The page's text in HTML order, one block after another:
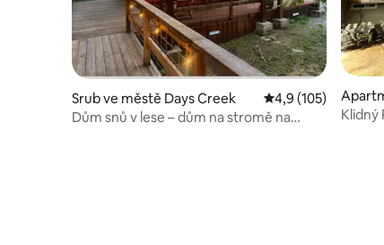
Srub ve městě Days Creek Průměrné
4,9 (105)
Dům snů v lese – dům na stromě na
Klidný